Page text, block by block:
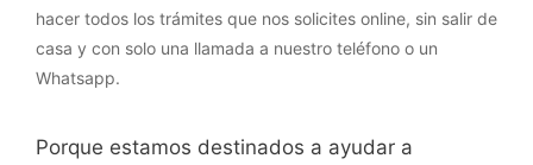
hacer todos los trámites que nos solicites online, sin salir de
casa y con solo una llamada a nuestro teléfono o un
Whatsapp.
Porque estamos destinados a ayudar a